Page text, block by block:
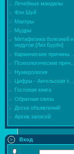
Лечебные мандалы
Фэн Шуй
Мантры
Мудры
Mетафизика болезней и
недугов [Лиз Бурбо]
Кармические причины ...
Психологические прич...
Нумерология
Цифры - Ангельская т...
Гостевая книга
Обратная связь
Доска объявлений
Архив записей
Вход